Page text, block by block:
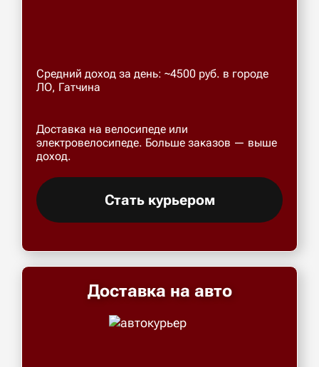
Средний доход за день: ~4500 руб. в городе
ЛО, Гатчина
Доставка на велосипеде или
электровелосипеде. Больше заказов — выше
доход.
Стать курьером
Доставка на авто